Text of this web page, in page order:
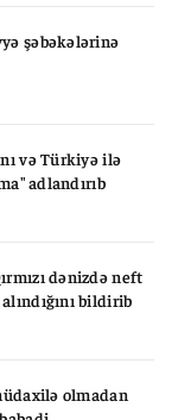
şəbəkələrinə
və Türkiyə ilə
adlandırıb
dənizdə neft
bildirib
olmadan